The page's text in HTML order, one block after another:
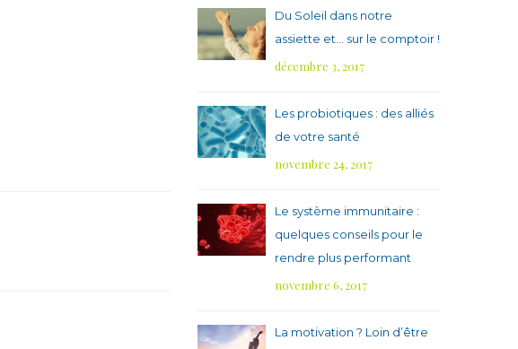
Du Soleil dans notre
assiette et… sur le comptoir !
décembre 3, 2017
Les probiotiques : des alliés
de votre santé
novembre 24, 2017
Le système immunitaire :
quelques conseils pour le
rendre plus performant
novembre 6, 2017
La motivation ? Loin d’être